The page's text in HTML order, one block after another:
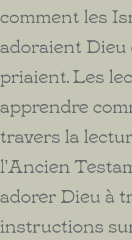
comment les
adoraient
priaient. Les
apprendre
travers la
l'Ancien
adorer Dieu à
instructions